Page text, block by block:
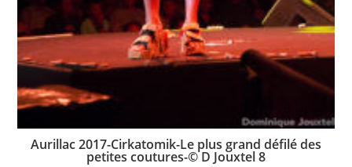
Aurillac 2017-Cirkatomik-Le plus grand défilé des
petites coutures-© D Jouxtel 8